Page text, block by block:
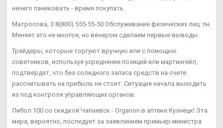
нечего паниковать - время покупать.
Матросова, 3 8(800) 555-55-50 Обслуживание физических лиц: пн.
Меняет это не многое, но вечером сделаем первые выводы.
Трейдеры, которые торгуют вручную или с помощью
советников, используя усреднение позиций или мартингейл,
подтвердят, что без солидного запаса средств на счете
рассчитывать на прибыль не стоит. Ситуация начала выходить
из под контроля управляющих органов.
Либол 100 со скидкой Чапаевск - Organon в аптеке Кузнецк! Эта
мера, вероятно, последует за заявлением премьер-министра